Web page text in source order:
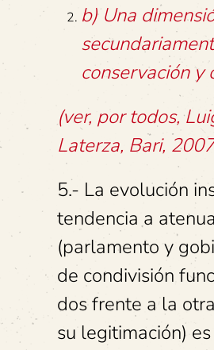
b) Una
conservación y
(ver, por todos,
Laterza, Bari,
5.- La evolución
tendencia a
(parlamento y
de condivisión
dos frente a la
su legitimación)